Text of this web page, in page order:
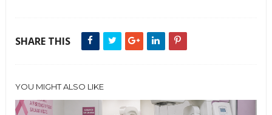
SHARE THIS
YOU MIGHT ALSO LIKE